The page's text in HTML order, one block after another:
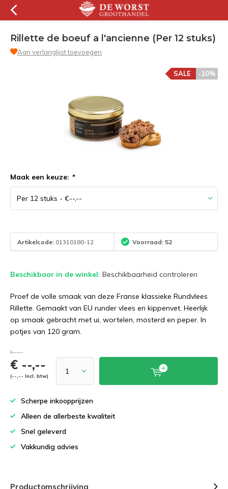
Rillette de boeuf a l'ancienne (Per 12 stuks)
Aan verlanglijst toevoegen
-10%
SALE
Maak een keuze: *
Artikelcode: 01310180-12 Voorraad: 52
Beschikbaar in de winkel: Beschikbaarheid controleren
Proef de volle smaak van deze Franse klassieke Rundvlees
Rillette. Gemaakt van EU runder vlees en kippenvet. Heerlijk
op smaak gebracht met ui, wortelen, mosterd en peper. In
potjes van 120 gram.
€--,--
€ --,--
(--,-- Incl. btw)
Scherpe inkoopprijzen
Alleen de allerbeste kwaliteit
Snel geleverd
Vakkundig advies
Productomschrijving